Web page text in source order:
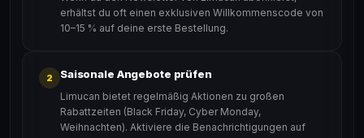
erhältst du oft einen exklusiven Willkommenscode von
10–15 % auf deine erste Bestellung.
2 Saisonale Angebote prüfen
Limucan bietet regelmäßig Aktionen zu großen
Rabattzeiten (Black Friday, Cyber Monday,
Weihnachten). Aktiviere die Benachrichtigungen auf